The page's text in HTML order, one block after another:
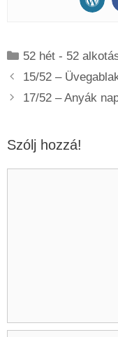
Kategória
52 hét - 52
15/52 –
17/52 – Anyák
Szólj hozzá!